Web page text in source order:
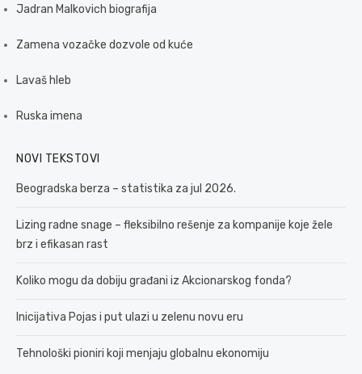
Jadran Malkovich biografija
Zamena vozačke dozvole od kuće
Lavaš hleb
Ruska imena
NOVI TEKSTOVI
Beogradska berza – statistika za jul 2026.
Lizing radne snage – fleksibilno rešenje za kompanije koje žele
brz i efikasan rast
Koliko mogu da dobiju građani iz Akcionarskog fonda?
Inicijativa Pojas i put ulazi u zelenu novu eru
Tehnološki pioniri koji menjaju globalnu ekonomiju